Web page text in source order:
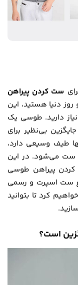
ست کردن پیراهن
دنیا هستید، این
دارید. طوسی یک
بی‌نظیر برای
طیف وسیعی دارد،
ست می‌شود. در این
پیراهن طوسی
ست اسپرت و رسمی
کرد تا بتوانید
است؟